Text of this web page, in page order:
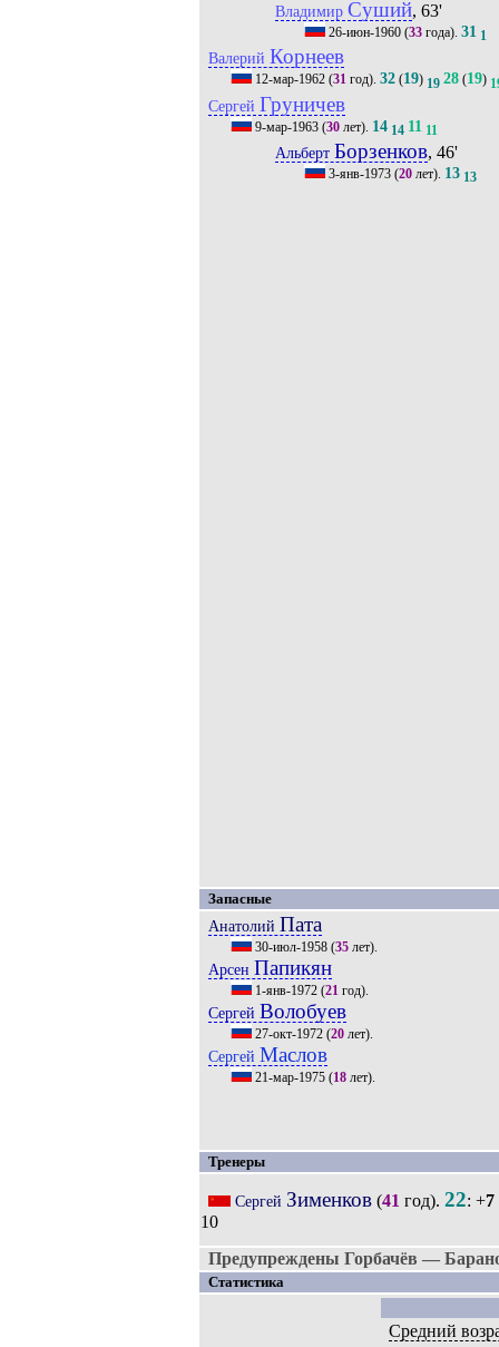
Владимир Суший, 63'
26-июн-1960 (33 года).31 1
Валерий Корнеев
12-мар-1962(31год). 32(19) 19 28(19)
Сергей Груничев
9-мар-1963(30лет). 14 14 11 11
Альберт Борзенков, 46'
3-янв-1973 (20 лет). 13 13
Запасные
Анатолий Пата
30-июл-1958(35лет).
Арсен Папикян
1-янв-1972(21год).
Сергей Волобуев
27-окт-1972(20лет).
Сергей Маслов
21-мар-1975(18лет).
Тренеры
Сергей Зименков(41 год). 22: +7
10
Предупреждены Горбачёв —
Статистика
Средний